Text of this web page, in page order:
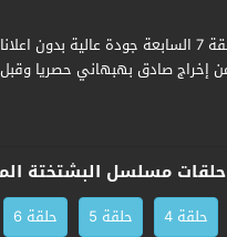
حلقات مسلسل البشتختة
حلقة 4 حلقة 5 حلقة 6